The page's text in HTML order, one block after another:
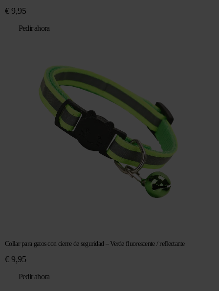
€9,95
Pedir ahora
Collar para gatos con cierre de seguridad – Verde fluorescente / reflectante
€9,95
Pedir ahora